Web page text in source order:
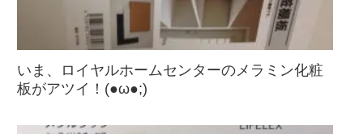
いま、ロイヤルホームセンターのメラミン化粧
板がアツイ！(●ω●;)